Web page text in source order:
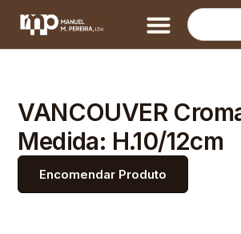
VANCOUVER
Medida: H.10/12cm
Encomendar Produto